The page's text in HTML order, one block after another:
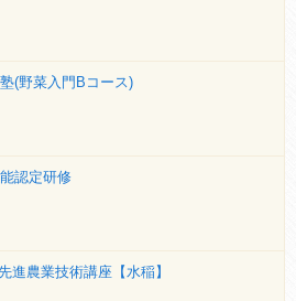
(野菜入門Bコース)
認定研修
進農業技術講座【水稲】